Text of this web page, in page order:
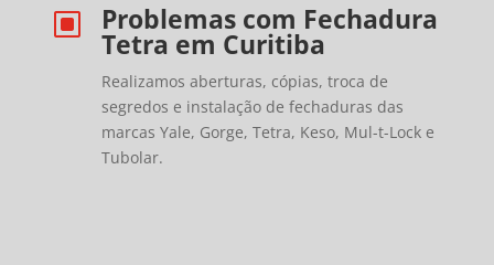
W Problemas com Fechadura
Tetra em Curitiba
Realizamos aberturas, cópias, troca de
segredos e instalação de fechaduras das
marcas Yale, Gorge, Tetra, Keso, Mul-t-Lock e
Tubolar.